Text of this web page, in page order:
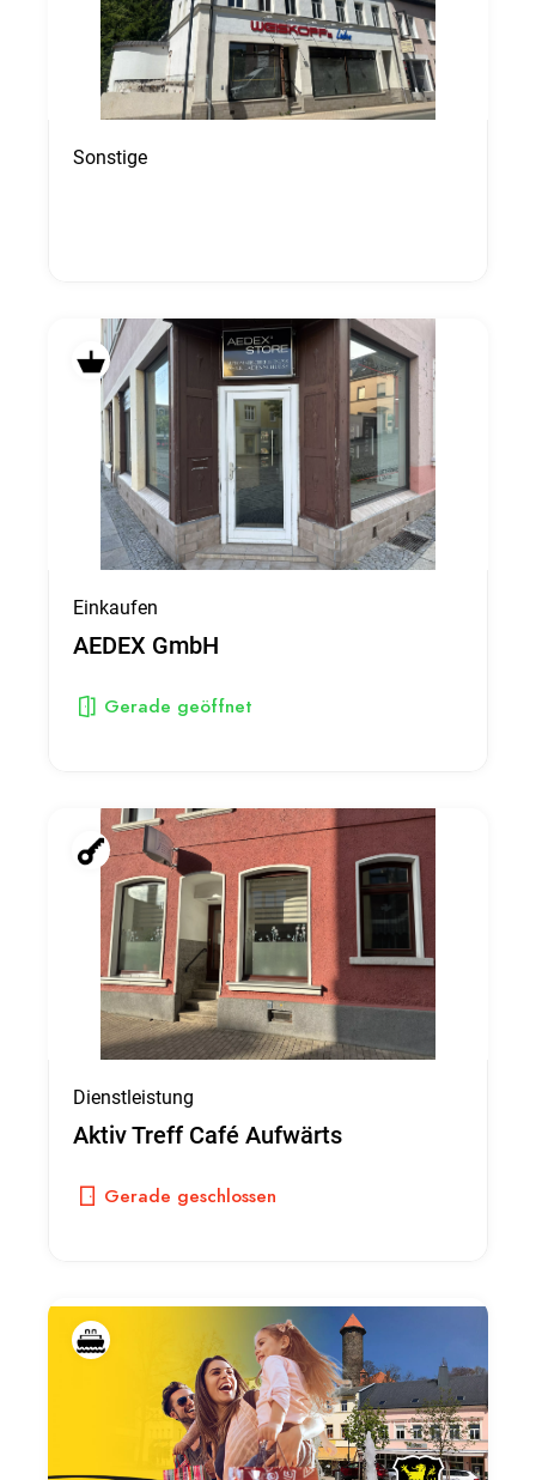
Sonstige
Einkaufen
AEDEX GmbH
Gerade geöffnet
Dienstleistung
Aktiv Treff Café Aufwärts
Gerade geschlossen